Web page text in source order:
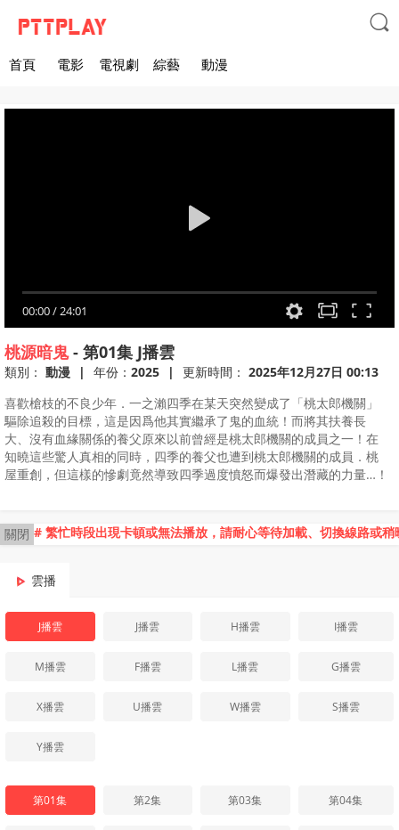

首頁 電影 電視劇 綜藝 動漫
00:00/24:01
桃源暗鬼- 第01集 J播雲
類別： 動漫 | 年份： 2025 | 更新時間： 2025年12月27日 00:13
喜歡槍枝的不良少年．一之瀨四季在某天突然變成了「桃太郎機關」
驅除追殺的目標，這是因爲他其實繼承了鬼的血統！而將其扶養長
大、沒有血緣關係的養父原來以前曾經是桃太郎機關的成員之一！在
知曉這些驚人真相的同時，四季的養父也遭到桃太郎機關的成員．桃
屋重創，但這樣的慘劇竟然導致四季過度憤怒而爆發出潛藏的力量…！
關閉 # 繁忙時段出現卡頓或無法播放，請耐心等待加載、切換線路或稍
雲播
J播雲 J播雲 H播雲 I播雲
M播雲 F播雲 L播雲 G播雲
X播雲 U播雲 W播雲 S播雲
Y播雲
第01集 第2集 第03集 第04集